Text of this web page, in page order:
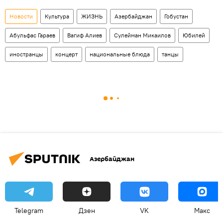
Новости Культура ЖИЗНЬ Азербайджан Гобустан
Абульфас Гараев Вагиф Алиев Сулейман Микаилов Юбилей
иностранцы концерт национальные блюда танцы
Азербайджан
Telegram Дзен VK Макс